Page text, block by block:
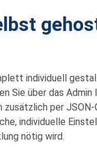
individuell
Sie über das
per JSON-
individuelle
nötig wird.